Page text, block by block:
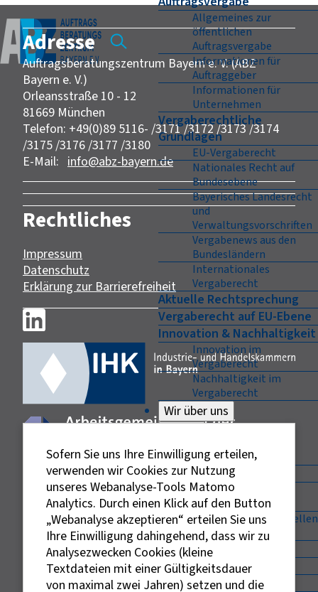
Allgemeines zur
öffentlichen
Auftragsvergabe
Informationen für
Auftraggeber
Informationen für
Unternehmen
Vergaberechtliche
Grundlagen
EU-Vergaberecht
Nationales Recht auf
Bundesebene
Bayerisches Landesrecht
und
Verwaltungsvorschriften
Vergabenews aus den
Bundesländern
Internationales
Vergaberecht
Aktuelle Rechtsprechung
Vergaberecht auf EU-Ebene
Innovation & Nachhaltigkeit
Innovation im
Vergaberecht
Nachhaltigkeit im
Vergaberecht
Wir über uns
Wir über uns
Unser Netzwerk
Enterprise Europe
Network (EEN)
Auftragsberatungsstellen
in Deutschland
Ansprechpartner
Träger
Vorstand
Adresse
Auftragsberatungszentrum Bayern e. V. (ABZ
Bayern e. V.)
Orleansstraße 10 - 12
81669 München
Telefon: +49(0)89 5116- /3171 /3172 /3173 /3174
/3175 /3176 /3177 /3180
E-Mail: info@abz-bayern.de
Rechtliches
Impressum
Datenschutz
Erklärung zur Barrierefreiheit
Sofern Sie uns Ihre Einwilligung erteilen,
verwenden wir Cookies zur Nutzung
unseres Webanalyse-Tools Matomo
Analytics. Durch einen Klick auf den Button
„Webanalyse akzeptieren“ erteilen Sie uns
Ihre Einwilligung dahingehend, dass wir zu
Analysezwecken Cookies (kleine
Textdateien mit einer Gültigkeitsdauer
von maximal zwei Jahren) setzen und die